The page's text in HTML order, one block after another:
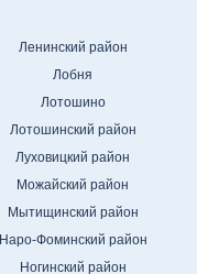
Ленинский район
Лобня
Лотошино
Лотошинский район
Луховицкий район
Можайский район
Мытищинский район
Наро-Фоминский район
Ногинский район